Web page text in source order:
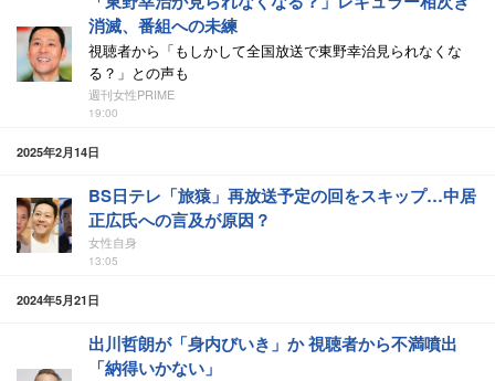
消滅、番組への未練
視聴者から「もしかして全国放送で東野幸治見られなくな
る？」との声も
週刊女性PRIME
19:00
2025年2月14日
BS日テレ「旅猿」再放送予定の回をスキップ…中居
正広氏への言及が原因？
女性自身
13:05
2024年5月21日
出川哲朗が「身内びいき」か 視聴者から不満噴出
「納得いかない」